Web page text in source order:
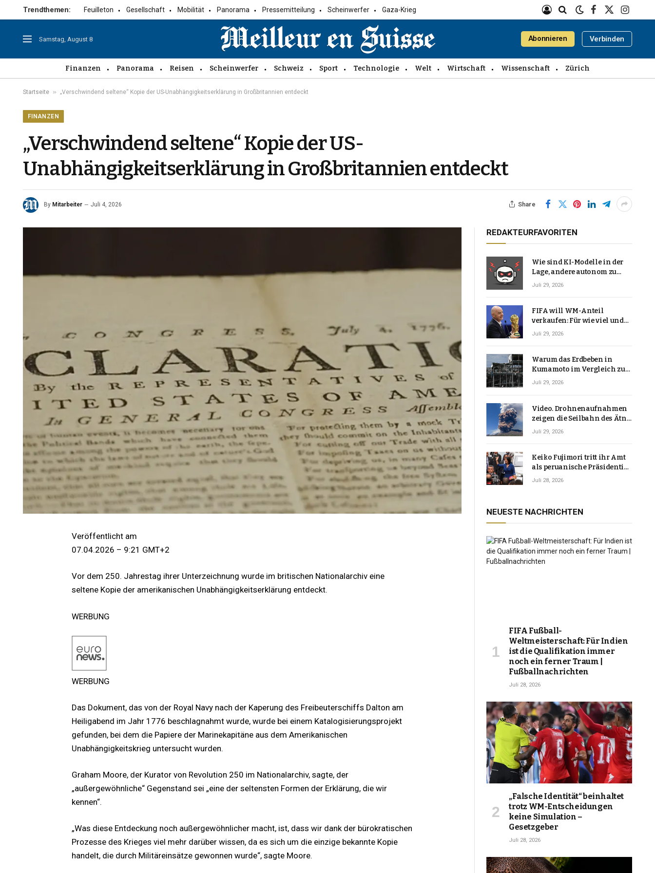
Trendthemen: Feuilleton Gesellschaft Mobilität Panorama Pressemitteilung Scheinwerfer Gaza-Krieg
Facebook
X
Samstag, August 8 Abonnieren Verbinden
Finanzen Panorama Reisen Scheinwerfer Schweiz Sport Technologie Welt Wirtschaft Wissenschaft Zürich
Startseite » „Verschwindend seltene“ Kopie der US-Unabhängigkeitserklärung in Großbritannien entdeckt
FINANZEN
„Verschwindend seltene“ Kopie der US-
Unabhängigkeitserklärung in Großbritannien entdeckt
By Mitarbeiter Juli 4, 2026 Share
Veröffentlicht am
07.04.2026 – 9:21 GMT+2
Vor dem 250. Jahrestag ihrer Unterzeichnung wurde im britischen Nationalarchiv eine
seltene Kopie der amerikanischen Unabhängigkeitserklärung entdeckt.
WERBUNG
WERBUNG
Das Dokument, das von der Royal Navy nach der Kaperung des Freibeuterschiffs Dalton am
Heiligabend im Jahr 1776 beschlagnahmt wurde, wurde bei einem Katalogisierungsprojekt
gefunden, bei dem die Papiere der Marinekapitäne aus dem Amerikanischen
Unabhängigkeitskrieg untersucht wurden.
Graham Moore, der Kurator von Revolution 250 im Nationalarchiv, sagte, der
„außergewöhnliche“ Gegenstand sei „eine der seltensten Formen der Erklärung, die wir
kennen“.
„Was diese Entdeckung noch außergewöhnlicher macht, ist, dass wir dank der bürokratischen
Prozesse des Krieges viel mehr darüber wissen, da es sich um die einzige bekannte Kopie
handelt, die durch Militäreinsätze gewonnen wurde“, sagte Moore.
REDAKTEURFAVORITEN
Wie sind KI-Modelle in der
Lage, andere autonom zu
hacken? | Technologie-News
Juli 29, 2026
FIFA will WM-Anteil
verkaufen: Für wie viel und
warum macht Gianni
Juli 29, 2026
Warum das Erdbeben in
Kumamoto im Vergleich zu
den meisten Erdbeben, die
Juli 29, 2026
Video. Drohnenaufnahmen
zeigen die Seilbahn des Ätna
über einer Vulkanlandschaft
Juli 29, 2026
Keiko Fujimori tritt ihr Amt
als peruanische Präsidentin
an und verspricht, das
Juli 28, 2026
NEUESTE NACHRICHTEN
FIFA Fußball-
Weltmeisterschaft: Für Indien
ist die Qualifikation immer
noch ein ferner Traum |
Fußballnachrichten
Juli 28, 2026
„Falsche Identität“ beinhaltet
trotz WM-Entscheidungen
keine Simulation –
Gesetzgeber
Juli 28, 2026